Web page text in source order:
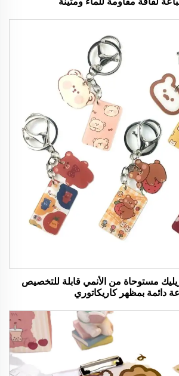
مستوحاة من الأنمي قابلة للتخصيص
دائمة بمظهر كاريكاتوري